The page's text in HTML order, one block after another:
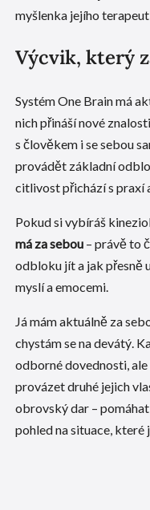
myšlenka jejího
Výcvik, který
Systém One Brain má
nich přináší nové
s člověkem i se sebou
provádět základní
citlivost přichází s praxí
Pokud si vybíráš
má za sebou– právě to
odbloku jít a jak přesně
myslí a emocemi.
Já mám aktuálně za
chystám se na devátý.
odborné dovednosti,
provázet druhé jejich
obrovský dar –
pohled na situace, které